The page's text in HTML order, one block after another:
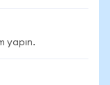
yapın.